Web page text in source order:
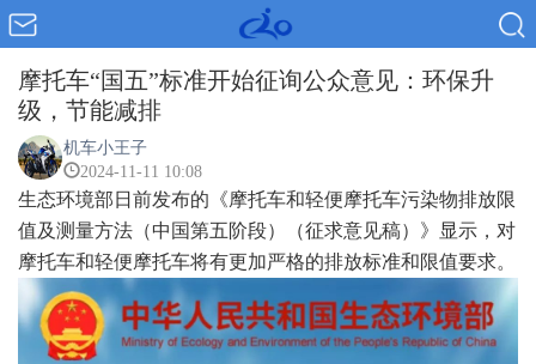
摩托车“国五”标准开始征询公众意见：环保升
级，节能减排
机车小王子
2024-11-11 10:08
生态环境部日前发布的《摩托车和轻便摩托车污染物排放限
值及测量方法（中国第五阶段）（征求意见稿）》显示，对
摩托车和轻便摩托车将有更加严格的排放标准和限值要求。